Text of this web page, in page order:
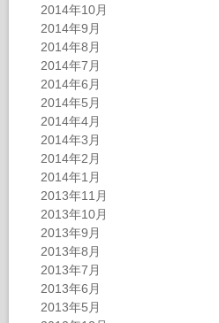
2014年10月
2014年9月
2014年8月
2014年7月
2014年6月
2014年5月
2014年4月
2014年3月
2014年2月
2014年1月
2013年11月
2013年10月
2013年9月
2013年8月
2013年7月
2013年6月
2013年5月